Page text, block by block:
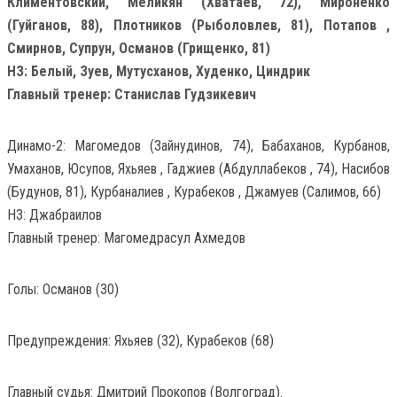
(Гуйганов, 88), Плотников (Рыболовлев, 81), Потапов ,
Смирнов, Супрун, Османов (Грищенко, 81)
НЗ: Белый, Зуев, Мутусханов, Худенко, Циндрик
Главный тренер: Станислав Гудзикевич
Динамо-2: Магомедов (Зайнудинов, 74), Бабаханов, Курбанов,
Умаханов, Юсупов, Яхьяев , Гаджиев (Абдуллабеков , 74), Насибов
(Будунов, 81), Курбаналиев , Курабеков , Джамуев (Салимов, 66)
НЗ: Джабраилов
Главный тренер: Магомедрасул Ахмедов
Голы: Османов (30)
Предупреждения: Яхьяев (32), Курабеков (68)
Главный судья: Дмитрий Прокопов (Волгоград).